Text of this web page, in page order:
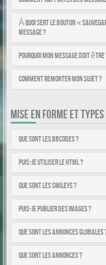
À quoi sert le bouton «
message ?
Pourquoi mon message doit
Comment remonter mon sujet ?
MISE EN FORME ET
Que sont les BBCodes ?
Puis-je utiliser le HTML ?
Que sont les smileys ?
Puis-je publier des images ?
Que sont les annonces globales
Que sont les annonces ?